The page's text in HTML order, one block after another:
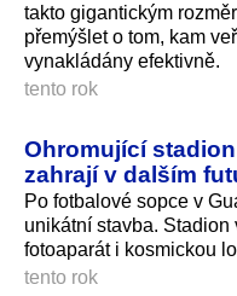
takto gigantickým
přemýšlet o tom, kam
vynakládány efektivně.
tento rok
Ohromující
zahrají v dalším
Po fotbalové sopce v
unikátní stavba.
fotoaparát i kosmickou
tento rok